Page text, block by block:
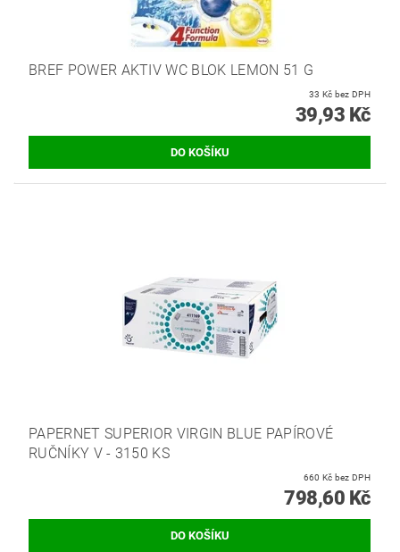
BREF POWER AKTIV WC BLOK LEMON 51 G
33 Kč bez DPH
39,93 Kč
PAPERNET SUPERIOR VIRGIN BLUE PAPÍROVÉ
RUČNÍKY V - 3150 KS
660 Kč bez DPH
798,60 Kč